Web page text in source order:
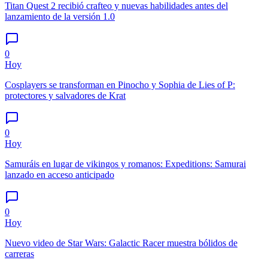
Titan Quest 2 recibió crafteo y nuevas habilidades antes del
lanzamiento de la versión 1.0
0
Hoy
Cosplayers se transforman en Pinocho y Sophia de Lies of P:
protectores y salvadores de Krat
0
Hoy
Samuráis en lugar de vikingos y romanos: Expeditions: Samurai
lanzado en acceso anticipado
0
Hoy
Nuevo video de Star Wars: Galactic Racer muestra bólidos de
carreras